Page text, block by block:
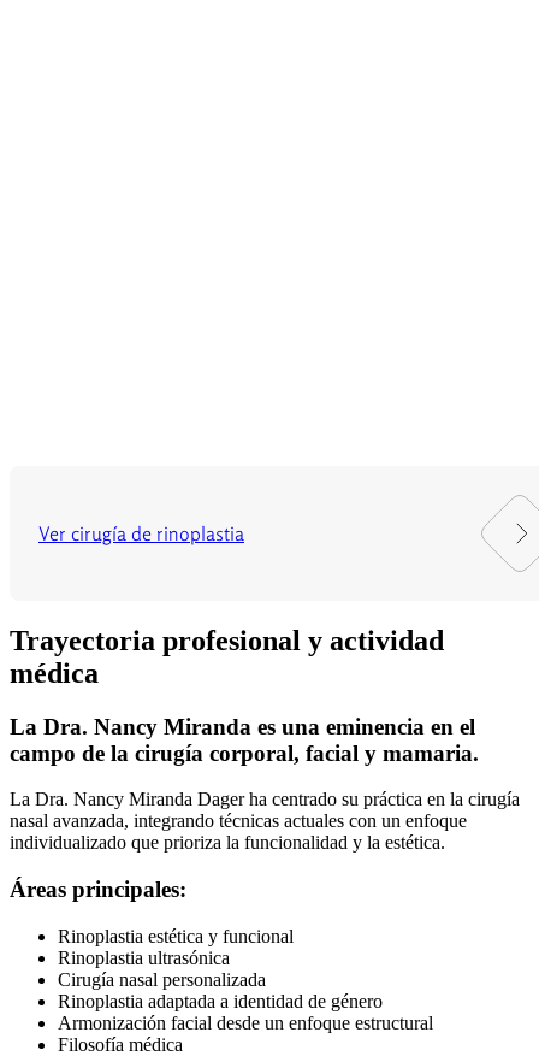
Ver cirugía de rinoplastia
Trayectoria profesional y actividad
médica
La Dra. Nancy Miranda es una eminencia en el
campo de la cirugía corporal, facial y mamaria.
La Dra. Nancy Miranda Dager ha centrado su práctica en la cirugía
nasal avanzada, integrando técnicas actuales con un enfoque
individualizado que prioriza la funcionalidad y la estética.
Áreas principales:
Rinoplastia estética y funcional
Rinoplastia ultrasónica
Cirugía nasal personalizada
Rinoplastia adaptada a identidad de género
Armonización facial desde un enfoque estructural
Filosofía médica